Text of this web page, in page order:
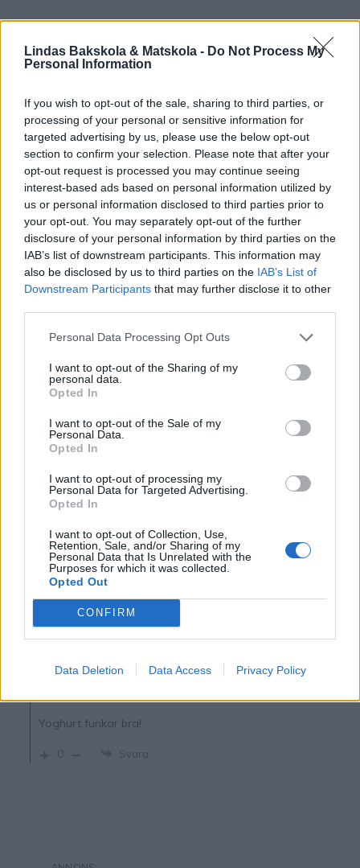
Lindas Bakskola & Matskola - Do Not Process My
Personal Information
If you wish to opt-out of the sale, sharing to third parties, or
processing of your personal or sensitive information for
targeted advertising by us, please use the below opt-out
section to confirm your selection. Please note that after your
opt-out request is processed you may continue seeing
interest-based ads based on personal information utilized by
us or personal information disclosed to third parties prior to
your opt-out. You may separately opt-out of the further
disclosure of your personal information by third parties on the
IAB’s list of downstream participants. This information may
also be disclosed by us to third parties on the IAB’s List of
Downstream Participants that may further disclose it to other
Personal Data Processing Opt Outs
I want to opt-out of the Sharing of my
personal data.
Opted In
I want to opt-out of the Sale of my
Personal Data.
Opted In
I want to opt-out of processing my
Personal Data for Targeted Advertising.
Opted In
I want to opt-out of Collection, Use,
Retention, Sale, and/or Sharing of my
Personal Data that Is Unrelated with the
Purposes for which it was collected.
Opted Out
CONFIRM
Data Deletion Data Access Privacy Policy
Så himla bra recept.Tack!
1 Svara
Pernille Stokkebro
6 år sedan
Super gode boller – minder om scones. Hele familien
holder af dem!
0 Svara
Monica
5 år sedan
Kan man byta ut filmjölk mot naturell yoghurt?
Svara
lindasbakskola
Yes!
5 år sedan
Måste det vara filmjölk eller funkar yoghurt eller kvar
också?
0 Svara
lindasbakskola Författare
Yoghurt funkar bra!
0 Svara